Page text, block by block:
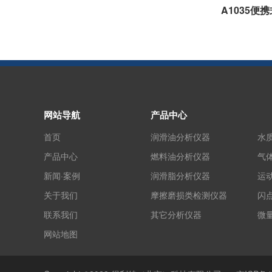
A1035便
网站导航
首页
产品中心
新闻·案例
关于我们
联系我们
网站地图
产品中心
润滑油分析仪器
燃料油分析仪器
润滑脂分析仪器
摩擦磨损类检测仪器
其它分析仪器
水
气
运
闪
微